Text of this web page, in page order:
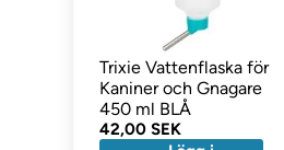
Trixie Vattenflaska för
Kaniner och Gnagare
450 ml BLÅ
42,00 SEK